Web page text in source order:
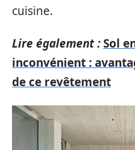
cuisine.
Lire également :Sol
inconvénient :
de ce revêtement